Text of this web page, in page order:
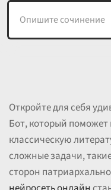
Откройте для себя
Бот, который поможет
классическую
сложные задачи,
сторон